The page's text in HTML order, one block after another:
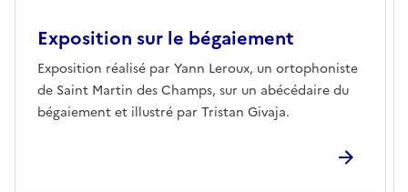
Exposition sur le bégaiement
Exposition réalisé par Yann Leroux, un ortophoniste
de Saint Martin des Champs, sur un abécédaire du
bégaiement et illustré par Tristan Givaja.